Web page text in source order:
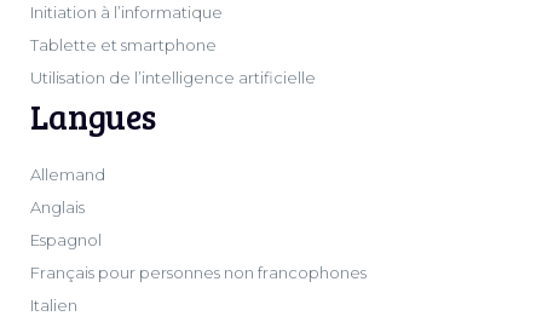
Initiation à l’informatique
Tablette et smartphone
Utilisation de l’intelligence artificielle
Langues
Allemand
Anglais
Espagnol
Français pour personnes non francophones
Italien